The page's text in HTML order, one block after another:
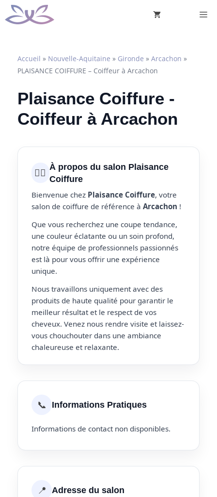
Aller
au
Accueil » Nouvelle-Aquitaine » Gironde » Arcachon »
PLAISANCE COIFFURE – Coiffeur à Arcachon
Plaisance Coiffure -
Coiffeur à Arcachon
💇‍♀️ À propos du salon Plaisance
Coiffure
Bienvenue chez Plaisance Coiffure, votre
salon de coiffure de référence à Arcachon !
Que vous recherchez une coupe tendance,
une couleur éclatante ou un soin profond,
notre équipe de professionnels passionnés
est là pour vous offrir une expérience
unique.
Nous travaillons uniquement avec des
produits de haute qualité pour garantir le
meilleur résultat et le respect de vos
cheveux. Venez nous rendre visite et laissez-
vous chouchouter dans une ambiance
chaleureuse et relaxante.
📞 Informations Pratiques
Informations de contact non disponibles.
📍 Adresse du salon